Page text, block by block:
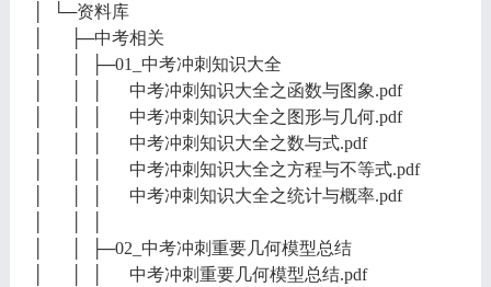
│ └─资料库
│ ├─中考相关
│ │ ├─01_中考冲刺知识大全
│ │ │ 中考冲刺知识大全之函数与图象.pdf
│ │ │ 中考冲刺知识大全之图形与几何.pdf
│ │ │ 中考冲刺知识大全之数与式.pdf
│ │ │ 中考冲刺知识大全之方程与不等式.pdf
│ │ │ 中考冲刺知识大全之统计与概率.pdf
│ │ ├─02_中考冲刺重要几何模型总结
│ │ │ 中考冲刺重要几何模型总结.pdf